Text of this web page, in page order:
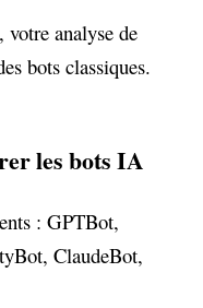
analyse de
bots classiques.
les bots IA
: GPTBot,
ClaudeBot,